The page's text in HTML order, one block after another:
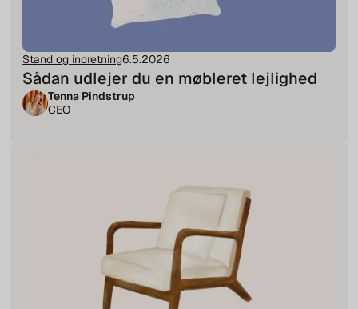
Stand og indretning6.5.2026
Sådan udlejer du en møbleret lejlighed
Tenna Pindstrup
CEO